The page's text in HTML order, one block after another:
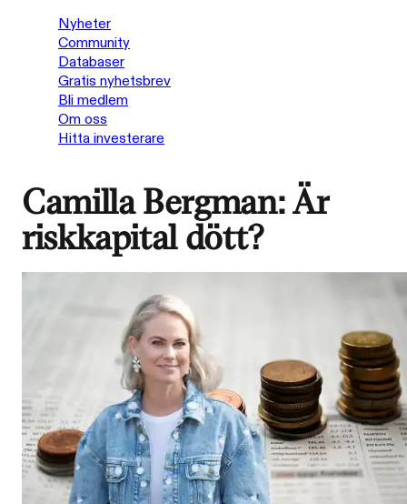
Nyheter
Community
Databaser
Gratis nyhetsbrev
Bli medlem
Om oss
Hitta investerare
Camilla Bergman: Är
riskkapital dött?